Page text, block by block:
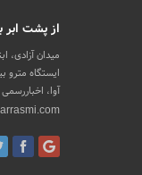
از پشت ابر
میدان آزادی،
ایستگاه مترو
آوا، اخباررسمی